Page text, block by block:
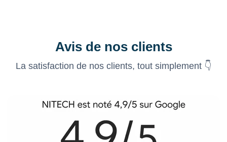
Avis de nos clients
La satisfaction de nos clients, tout simplement 👇